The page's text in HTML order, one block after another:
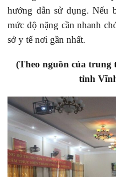
hướng dẫn sử dụng. Nếu
mức độ nặng cần nhanh
sở y tế nơi gần nhất.
(Theo nguồn của trung
tỉnh